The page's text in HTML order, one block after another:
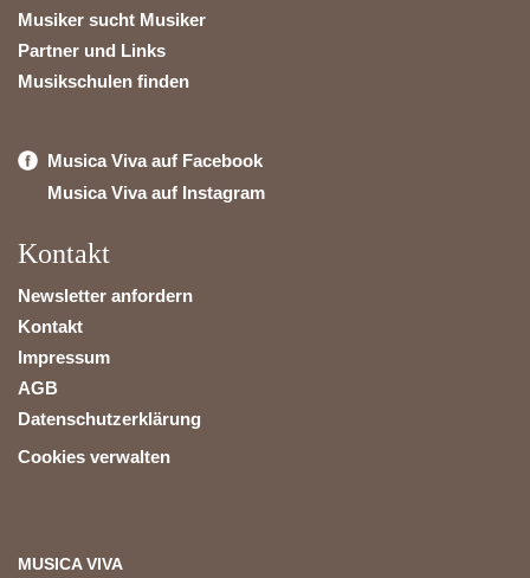
Musiker sucht Musiker
Partner und Links
Musikschulen finden
Musica Viva auf Facebook
Musica Viva auf Instagram
Kontakt
Newsletter anfordern
Kontakt
Impressum
AGB
Datenschutzerklärung
Cookies verwalten
MUSICA VIVA